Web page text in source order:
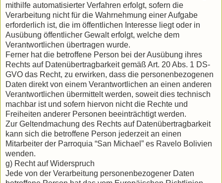
mithilfe automatisierter Verfahren erfolgt, sofern die
Verarbeitung nicht für die Wahrnehmung einer Aufgabe
erforderlich ist, die im öffentlichen Interesse liegt oder in
Ausübung öffentlicher Gewalt erfolgt, welche dem
Verantwortlichen übertragen wurde.
Ferner hat die betroffene Person bei der Ausübung ihres
Rechts auf Datenübertragbarkeit gemäß Art. 20 Abs. 1 DS-
GVO das Recht, zu erwirken, dass die personenbezogenen
Daten direkt von einem Verantwortlichen an einen anderen
Verantwortlichen übermittelt werden, soweit dies technisch
machbar ist und sofern hiervon nicht die Rechte und
Freiheiten anderer Personen beeinträchtigt werden.
Zur Geltendmachung des Rechts auf Datenübertragbarkeit
kann sich die betroffene Person jederzeit an einen
Mitarbeiter der Parroquia “San Michael” es Ravelo Bolivien
wenden.
g) Recht auf Widerspruch
Jede von der Verarbeitung personenbezogener Daten